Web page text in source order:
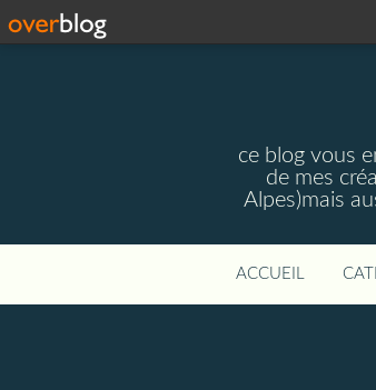
ce blog vous
de mes
Alpes)mais
ACCUEIL